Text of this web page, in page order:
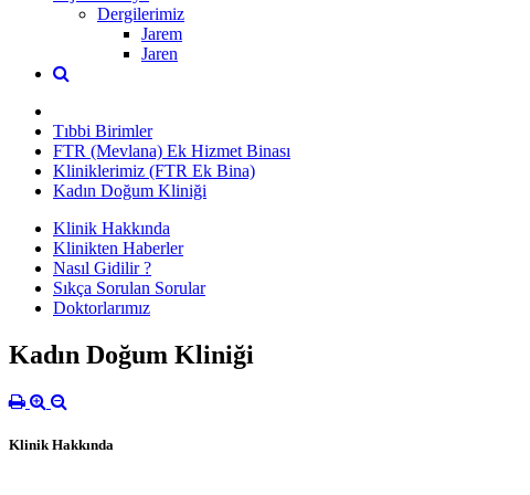
Dergilerimiz
Jarem
Jaren
Tıbbi Birimler
FTR (Mevlana) Ek Hizmet Binası
Kliniklerimiz (FTR Ek Bina)
Kadın Doğum Kliniği
Klinik Hakkında
Klinikten Haberler
Nasıl Gidilir ?
Sıkça Sorulan Sorular
Doktorlarımız
Kadın Doğum Kliniği
Klinik Hakkında